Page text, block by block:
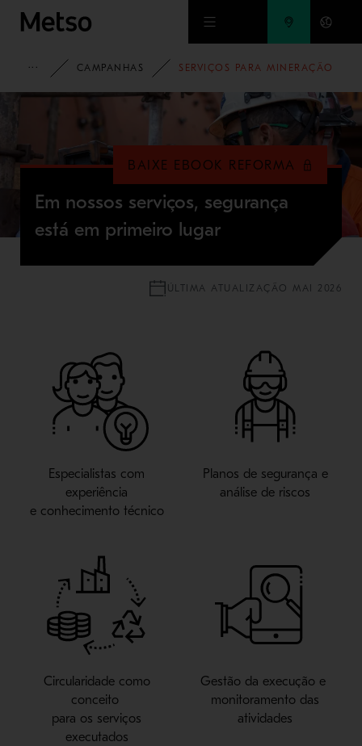
Ir para o conteúdo principal
METSO
CAMPANHAS SERVIÇOS PARA MINERAÇÃO
Em nossos serviços, segurança
está em primeiro lugar
BAIXE EBOOK REFORMA
ÚLTIMA ATUALIZAÇÃO MAI 2026
Especialistas com
experiência
e conhecimento técnico
Planos de segurança e
análise de riscos
Circularidade como
conceito
para os serviços
executados
Gestão da execução e
monitoramento das
atividades